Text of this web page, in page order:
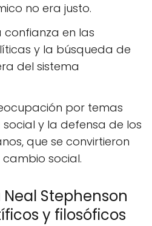
no era justo.
confianza en las
y la búsqueda de
del sistema
por temas
y la defensa de los
que se convirtieron
social.
Stephenson
y filosóficos